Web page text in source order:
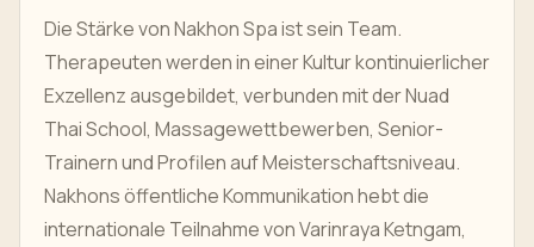
Die Stärke von Nakhon Spa ist sein Team.
Therapeuten werden in einer Kultur kontinuierlicher
Exzellenz ausgebildet, verbunden mit der Nuad
Thai School, Massagewettbewerben, Senior-
Trainern und Profilen auf Meisterschaftsniveau.
Nakhons öffentliche Kommunikation hebt die
internationale Teilnahme von Varinraya Ketngam,